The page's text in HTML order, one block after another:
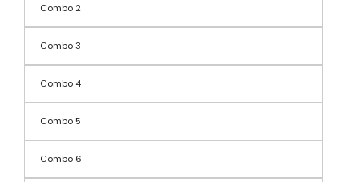
Combo 2
Combo 3
Combo 4
Combo 5
Combo 6